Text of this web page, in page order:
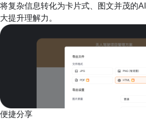
将复杂信息转化为卡片式、图文并茂的
大提升理解力。
便捷分享